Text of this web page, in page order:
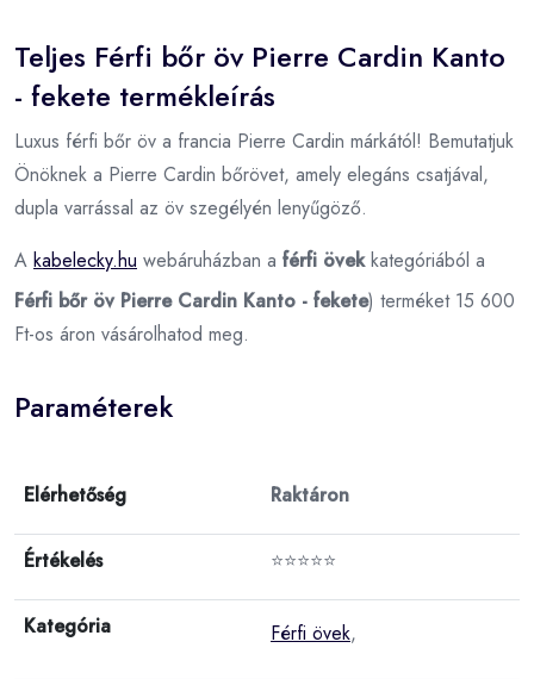
Teljes Férfi bőr öv Pierre Cardin Kanto
- fekete termékleírás
Luxus férfi bőr öv a francia Pierre Cardin márkától! Bemutatjuk
Önöknek a Pierre Cardin bőrövet, amely elegáns csatjával,
dupla varrással az öv szegélyén lenyűgöző.
A kabelecky.hu webáruházban a férfi övekkategóriából a
Férfi bőr öv Pierre Cardin Kanto - fekete) terméket 15 600
Ft-os áron vásárolhatod meg.
Paraméterek
Elérhetőség Raktáron
Értékelés ⭐⭐⭐⭐⭐
Kategória Férfi övek,